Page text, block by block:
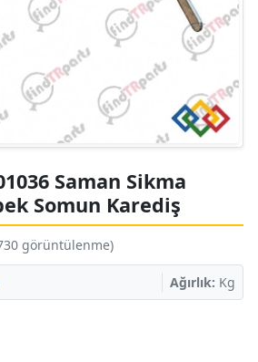
Saman Sikma
Somun Karediş
görüntülenme)
Ağırlık: Kg